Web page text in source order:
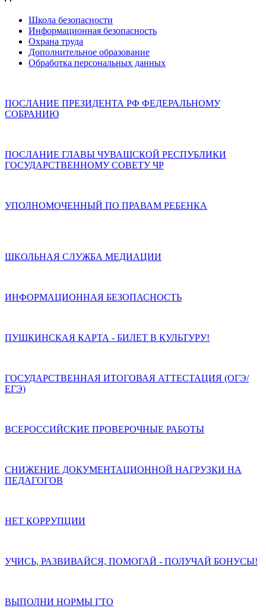
Школа безопасности
Информационная безопасность
Охрана труда
Дополнительное образование
Обработка персональных данных
ПОСЛАНИЕ ПРЕЗИДЕНТА РФ ФЕДЕРАЛЬНОМУ
СОБРАНИЮ
ПОСЛАНИЕ ГЛАВЫ ЧУВАШСКОЙ РЕСПУБЛИКИ
ГОСУДАРСТВЕННОМУ СОВЕТУ ЧР
УПОЛНОМОЧЕННЫЙ ПО ПРАВАМ РЕБЕНКА
ШКОЛЬНАЯ СЛУЖБА МЕДИАЦИИ
ИНФОРМАЦИОННАЯ БЕЗОПАСНОСТЬ
ПУШКИНСКАЯ КАРТА - БИЛЕТ В КУЛЬТУРУ!
ГОСУДАРСТВЕННАЯ ИТОГОВАЯ АТТЕСТАЦИЯ (ОГЭ/
ЕГЭ)
ВСЕРОССИЙСКИЕ ПРОВЕРОЧНЫЕ РАБОТЫ
СНИЖЕНИЕ ДОКУМЕНТАЦИОННОЙ НАГРУЗКИ НА
ПЕДАГОГОВ
НЕТ КОРРУПЦИИ
УЧИСЬ, РАЗВИВАЙСЯ, ПОМОГАЙ - ПОЛУЧАЙ БОНУСЫ!
ВЫПОЛНИ НОРМЫ ГТО